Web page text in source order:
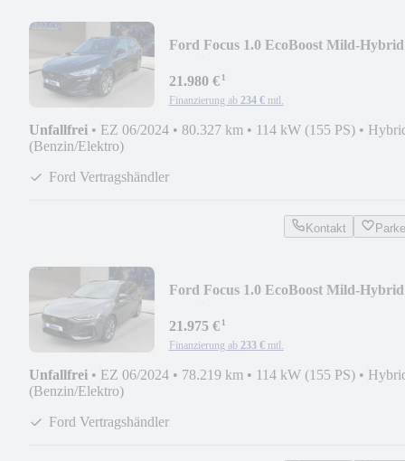
Ford Focus 1.0 EcoBoost Mild-Hybrid
21.980 €¹
Finanzierung ab 234 € mtl.
Unfallfrei • EZ 06/2024 • 80.327 km • 114 kW (155 PS) •
(Benzin/Elektro)
Ford Vertragshändler
Kontakt
Ford Focus 1.0 EcoBoost Mild-Hybrid
21.975 €¹
Finanzierung ab 233 € mtl.
Unfallfrei • EZ 06/2024 • 78.219 km • 114 kW (155 PS) •
(Benzin/Elektro)
Ford Vertragshändler